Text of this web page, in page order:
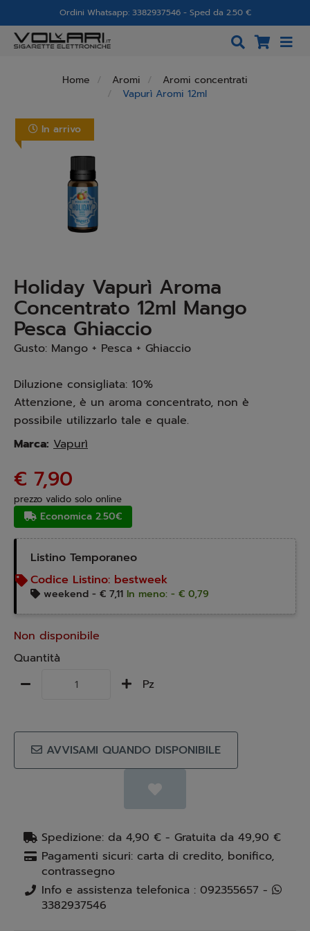
Ordini Whatsapp: 3382937546 - Sped da 2.50 €
Home Aromi
Aromi concentrati
Vapurì Aromi 12ml
In arrivo
Holiday Vapurì Aroma
Concentrato 12ml Mango
Pesca Ghiaccio
Gusto: Mango + Pesca + Ghiaccio
Diluzione consigliata: 10%
Attenzione, è un aroma concentrato, non è
possibile utilizzarlo tale e quale.
Marca: Vapurì
€ 7,90
prezzo valido solo online
Economica 2.50€
Listino Temporaneo
Codice Listino: bestweek
weekend - € 7,11 In meno: - € 0,79
Non disponibile
Quantità
Pz
AVVISAMI QUANDO DISPONIBILE
Spedizione: da 4,90 € - Gratuita da 49,90 €
Pagamenti sicuri: carta di credito, bonifico,
contrassegno
Info e assistenza telefonica : 092355657 -
3382937546